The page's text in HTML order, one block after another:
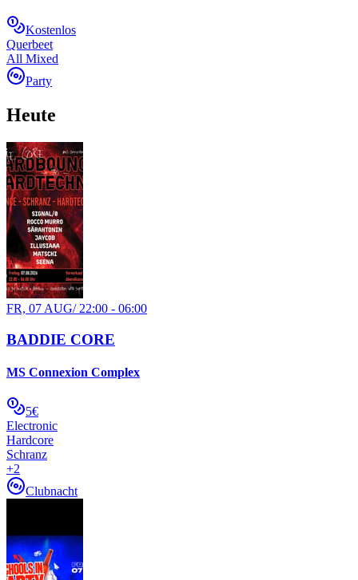
Kostenlos
Querbeet
All Mixed
Party
Heute
FR, 07 AUG/ 22:00 - 06:00
BADDIE CORE
MS Connexion Complex
5€
Electronic
Hardcore
Schranz
+2
Clubnacht